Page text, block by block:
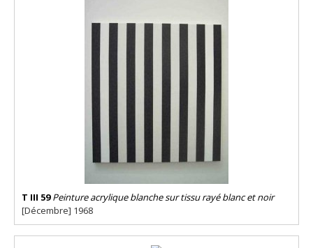
T III 59 Peinture acrylique blanche sur tissu rayé blanc et noir
[Décembre] 1968